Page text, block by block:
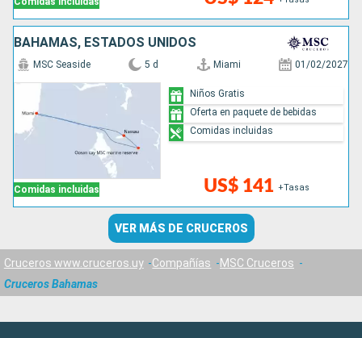
BAHAMAS, ESTADOS UNIDOS
Comidas incluidas
MSC Seaside 5 d Miami 01/02/2027
US$ 141 +Tasas
Niños Gratis
Oferta en paquete de bebidas
Comidas incluidas
VER MÁS DE CRUCEROS
Cruceros www.cruceros.uy Compañías
MSC Cruceros
Cruceros Bahamas